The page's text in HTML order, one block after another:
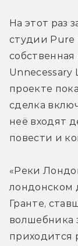
На этот раз
студии Pure
Unnecessary
проекте
сделка
неё входят
повести и
«Реки
лондонском
Гранте,
волшебника
приходится